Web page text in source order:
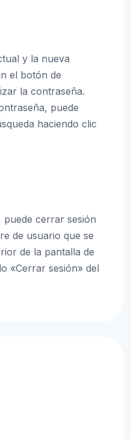
y la nueva
el botón de
la contraseña.
puede
haciendo clic
puede cerrar sesión
de usuario que se
de la pantalla de
«Cerrar sesión» del